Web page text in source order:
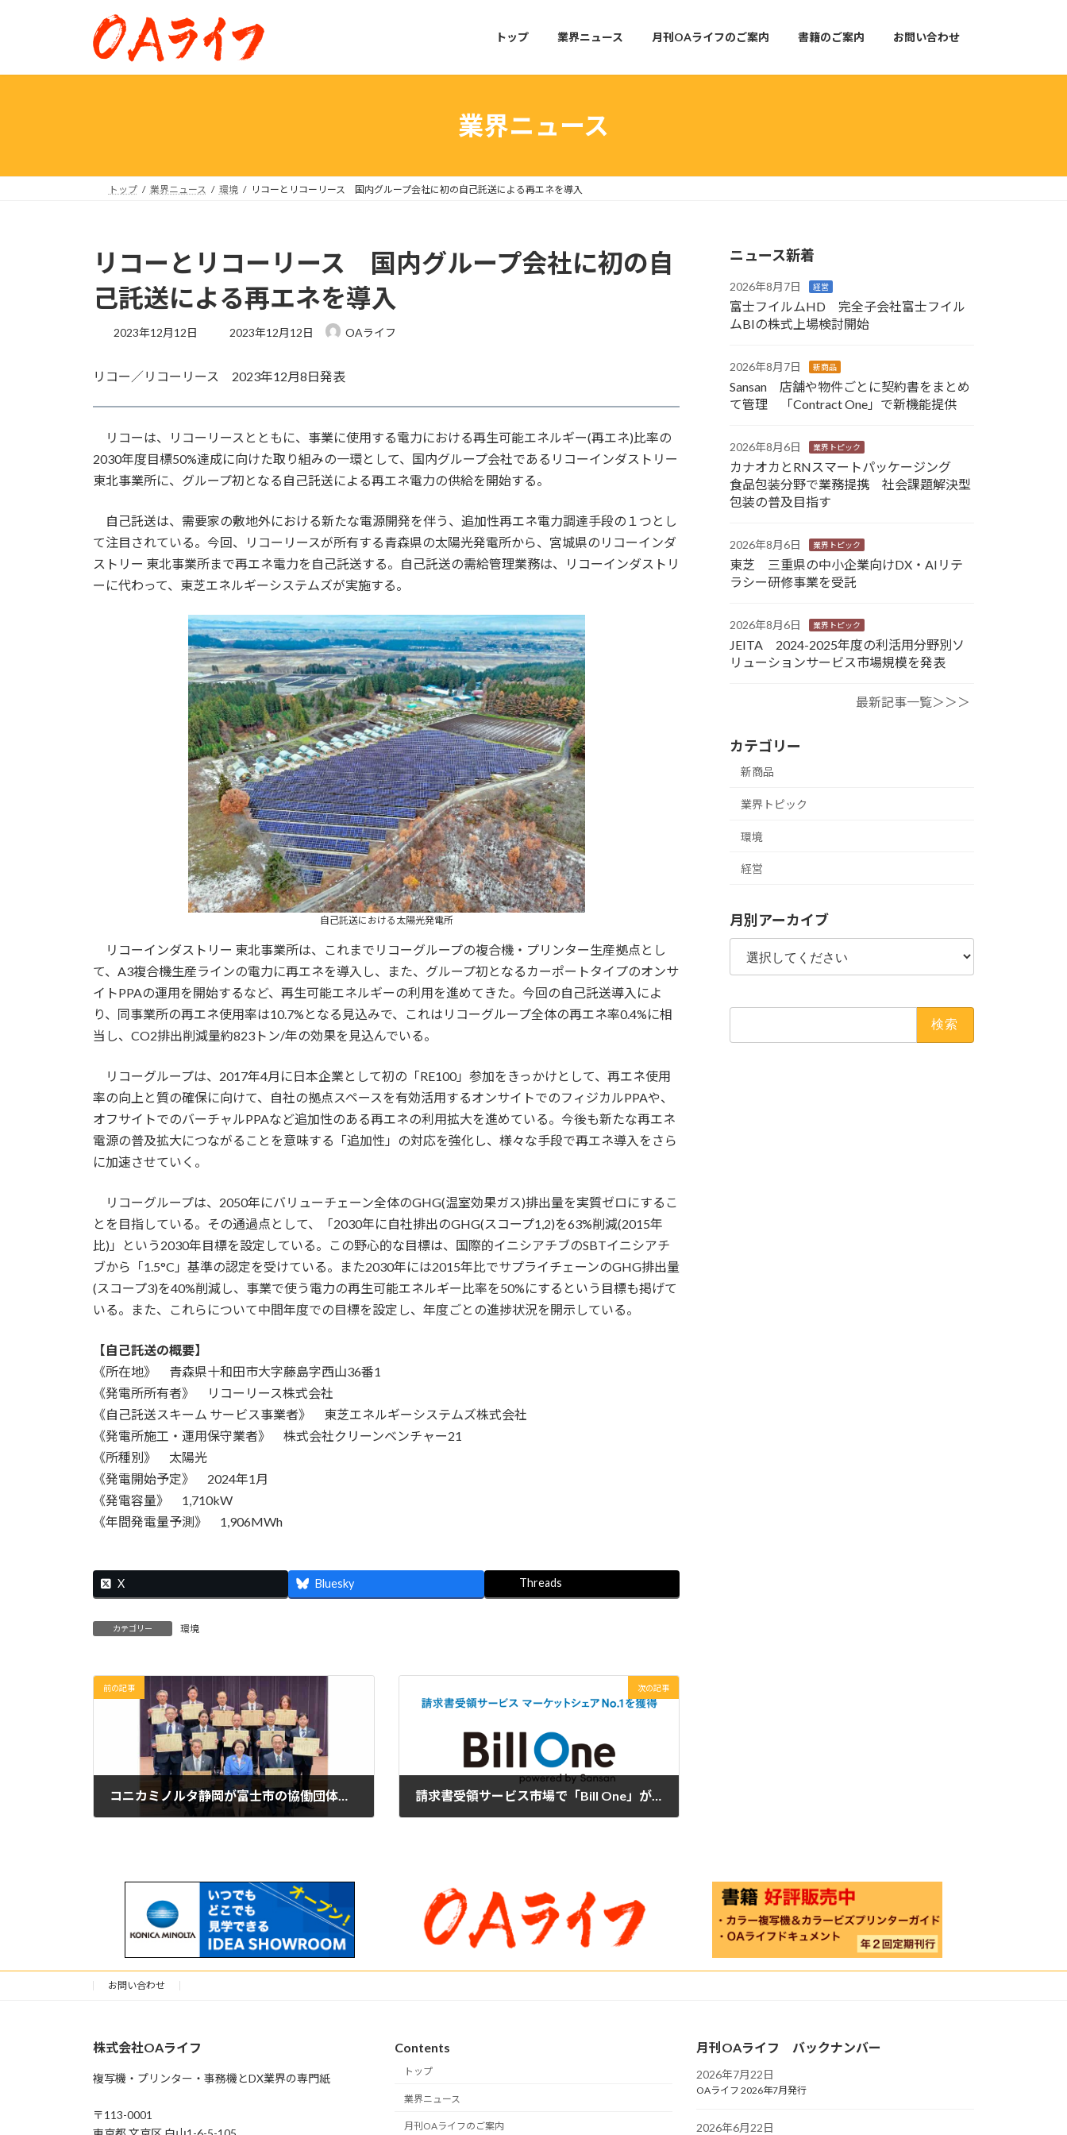
プ
動
トップ 業界ニュース 月刊OAライフのご案内 書籍のご案内 お問い合わせ
業界ニュース
トップ 業界ニュース 環境 リコーとリコーリース 国内グループ会社に初の自己託送による再エネを導入
リコーとリコーリース 国内グループ会社に初の自
己託送による再エネを導入
2023年12月12日
最
新
時
2023年12月12日 OAライフ
リコー／リコーリース 2023年12月8日発表
リコーは、リコーリースとともに、事業に使用する電力における再生可能エネルギー(再エネ)比率の
2030年度目標50%達成に向けた取り組みの一環として、国内グループ会社であるリコーインダストリー
東北事業所に、グループ初となる自己託送による再エネ電力の供給を開始する。
自己託送は、需要家の敷地外における新たな電源開発を伴う、追加性再エネ電力調達手段の１つとし
て注目されている。今回、リコーリースが所有する青森県の太陽光発電所から、宮城県のリコーインダ
ストリー 東北事業所まで再エネ電力を自己託送する。自己託送の需給管理業務は、リコーインダストリ
ーに代わって、東芝エネルギーシステムズが実施する。
自己託送における太陽光発電所
リコーインダストリー 東北事業所は、これまでリコーグループの複合機・プリンター生産拠点とし
て、A3複合機生産ラインの電力に再エネを導入し、また、グループ初となるカーポートタイプのオンサ
イトPPAの運用を開始するなど、再生可能エネルギーの利用を進めてきた。今回の自己託送導入によ
り、同事業所の再エネ使用率は10.7%となる見込みで、これはリコーグループ全体の再エネ率0.4%に相
当し、CO2排出削減量約823トン/年の効果を見込んでいる。
リコーグループは、2017年4月に日本企業として初の「RE100」参加をきっかけとして、再エネ使用
率の向上と質の確保に向けて、自社の拠点スペースを有効活用するオンサイトでのフィジカルPPAや、
オフサイトでのバーチャルPPAなど追加性のある再エネの利用拡大を進めている。今後も新たな再エネ
電源の普及拡大につながることを意味する「追加性」の対応を強化し、様々な手段で再エネ導入をさら
に加速させていく。
リコーグループは、2050年にバリューチェーン全体のGHG(温室効果ガス)排出量を実質ゼロにするこ
とを目指している。その通過点として、「2030年に自社排出のGHG(スコープ1,2)を63%削減(2015年
比)」という2030年目標を設定している。この野心的な目標は、国際的イニシアチブのSBTイニシアチ
ブから「1.5°C」基準の認定を受けている。また2030年には2015年比でサプライチェーンのGHG排出量
(スコープ3)を40%削減し、事業で使う電力の再生可能エネルギー比率を50%にするという目標も掲げて
いる。また、これらについて中間年度での目標を設定し、年度ごとの進捗状況を開示している。
【自己託送の概要】
《所在地》 青森県十和田市大字藤島字西山36番1
《発電所所有者》 リコーリース株式会社
《自己託送スキーム サービス事業者》 東芝エネルギーシステムズ株式会社
《発電所施工・運用保守業者》 株式会社クリーンベンチャー21
《所種別》 太陽光
《発電開始予定》 2024年1月
《発電容量》 1,710kW
《年間発電量予測》 1,906MWh
X Bluesky Threads
カテゴリー 環境
前の記事
コニカミノルタ静岡が富士市の協働団体として第3回「地方創生SDGs金融表彰」を受賞
次の記事
請求書受領サービス市場で「Bill One」が2年連続マーケットシェアNo.1を獲得
ニュース新着
2026年8月7日 経営
富士フイルムHD 完全子会社富士フイル
ムBIの株式上場検討開始
2026年8月7日 新商品
Sansan 店舗や物件ごとに契約書をまとめ
て管理 「Contract One」で新機能提供
2026年8月6日 業界トピック
カナオカとRNスマートパッケージング
食品包装分野で業務提携 社会課題解決型
包装の普及目指す
2026年8月6日 業界トピック
東芝 三重県の中小企業向けDX・AIリテ
ラシー研修事業を受託
2026年8月6日 業界トピック
JEITA 2024-2025年度の利活用分野別ソ
リューションサービス市場規模を発表
最新記事一覧＞＞＞
カテゴリー
新商品
業界トピック
環境
経営
月別アーカイブ
お問い合わせ
株式会社OAライフ
複写機・プリンター・事務機とDX業界の専門紙
〒113-0001
Contents
トップ
業界ニュース
月刊OAライフのご案内
月刊OAライフ バックナンバー
2026年7月22日
OAライフ 2026年7月発行
2026年6月22日